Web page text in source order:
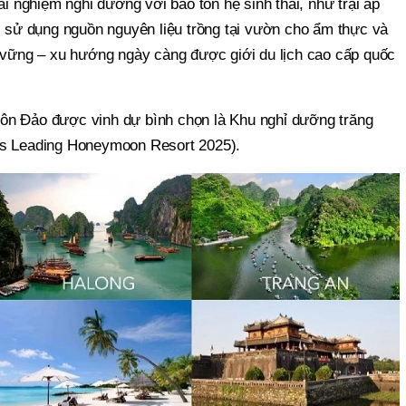
nghiệm nghỉ dưỡng với bảo tồn hệ sinh thái, như trại ấp
dụng nguồn nguyên liệu trồng tại vườn cho ẩm thực và
– xu hướng ngày càng được giới du lịch cao cấp quốc
Đảo được vinh dự bình chọn là Khu nghỉ dưỡng trăng
Leading Honeymoon Resort 2025).